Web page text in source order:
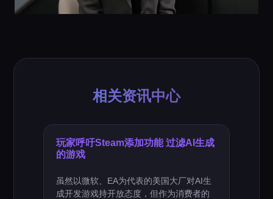
相关资讯中心
玩家呼吁Steam添加功能 过滤AI生成
的游戏
虽然以微软、EA为代表的美国大厂对AI生
成开发游戏持开放态度，但作为消费者的